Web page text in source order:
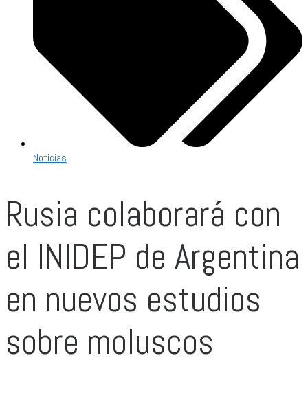
Noticias
Rusia colaborará con
el INIDEP de Argentina
en nuevos estudios
sobre moluscos